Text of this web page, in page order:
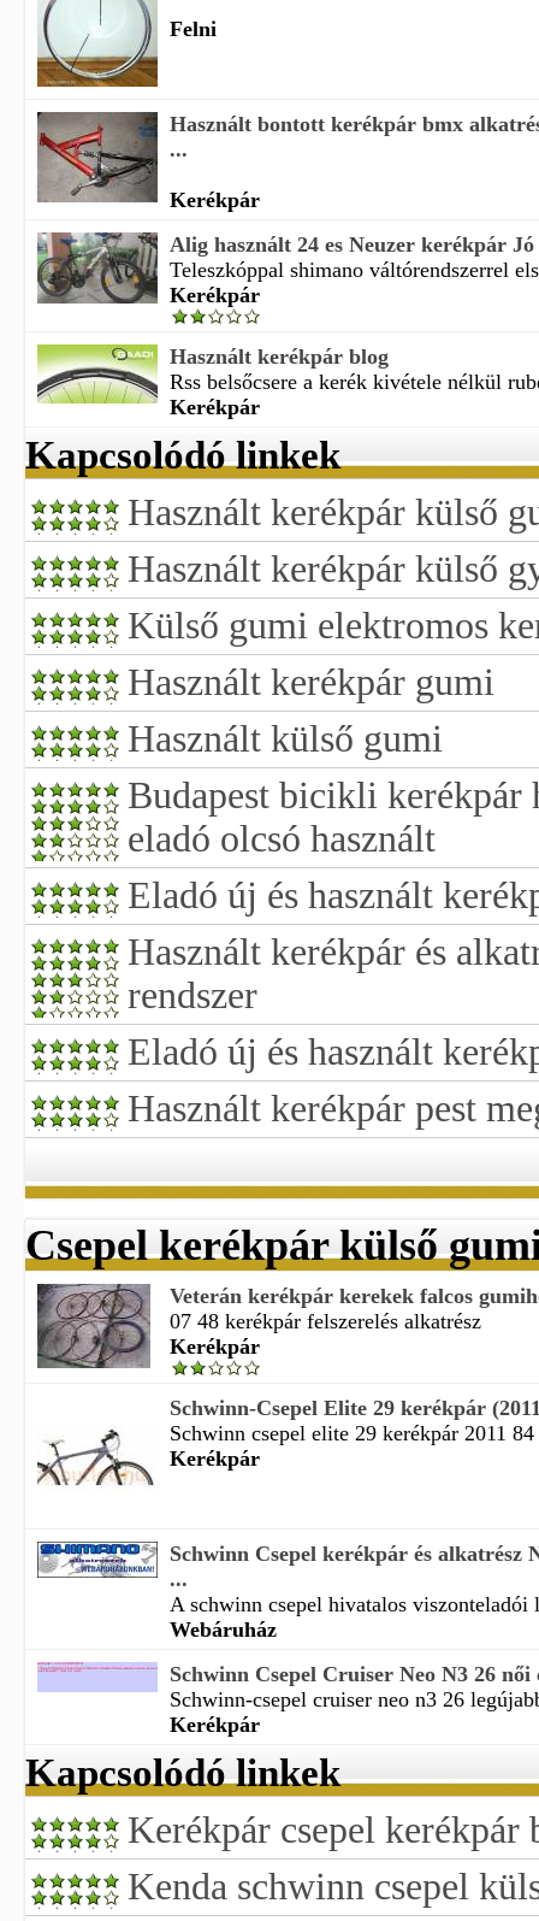
Felni
Használt bontott kerékpár bmx
...
Kerékpár
Alig használt 24 es Neuzer kerékpár
Teleszkóppal shimano váltórendszerrel
Kerékpár
Használt kerékpár blog
Rss belsőcsere a kerék kivétele nélkül
Kerékpár
Kapcsolódó linkek
Használt kerékpár külső
Használt kerékpár külső
Külső gumi elektromos
Használt kerékpár gumi
Használt külső gumi
Budapest bicikli kerékpár
eladó olcsó használt
Eladó új és használt
Használt kerékpár és
rendszer
Eladó új és használt
Használt kerékpár pest
Csepel kerékpár külső
Veterán kerékpár kerekek falcos
07 48 kerékpár felszerelés alkatrész
Kerékpár
Schwinn-Csepel Elite 29 kerékpár
Schwinn csepel elite 29 kerékpár 2011
Kerékpár
Schwinn Csepel kerékpár és alkatrész
...
A schwinn csepel hivatalos viszonteladói
Webáruház
Schwinn Csepel Cruiser Neo N3 26
Schwinn-csepel cruiser neo n3 26
Kerékpár
Kapcsolódó linkek
Kerékpár csepel kerékpár
Kenda schwinn csepel